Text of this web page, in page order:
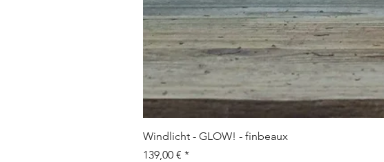
Windlicht - GLOW! - finbeaux
Prix
139,00 €